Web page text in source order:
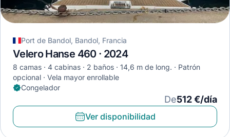
Port de Bandol, Bandol, Francia
Velero Hanse 460 · 2024
8 camas 4 cabinas 2 baños 14,6 m de long.
Patrón
opcional
Vela mayor enrollable
Congelador
De512 €/día
Ver disponibilidad